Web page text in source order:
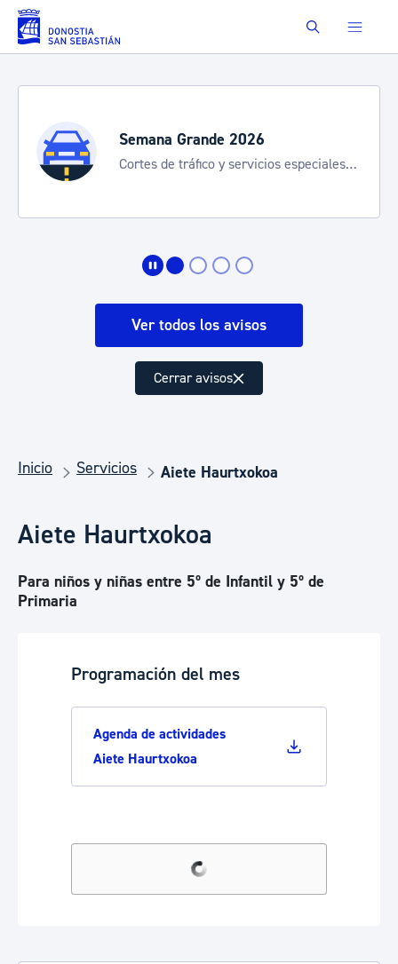
Saltar al contenido principal Buscar
Semana Grande 2026
Cortes de tráfico y servicios especiales
Ver todos los avisos
Cerrar avisos
Inicio Servicios Aiete Haurtxokoa
Aiete Haurtxokoa
Para niños y niñas entre 5º de Infantil y 5º de
Primaria
Programación del mes
Agenda de actividades
Aiete Haurtxokoa